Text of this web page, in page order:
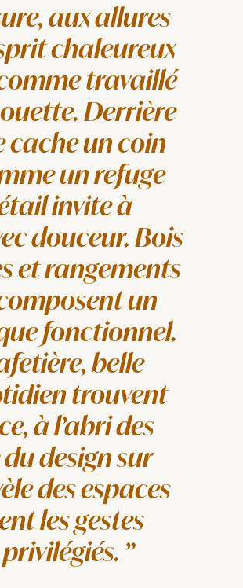
aux allures
chaleureux
travaillé
Derrière
cache un coin
un refuge
invite à
douceur. Bois
et rangements
un
fonctionnel.
belle
trouvent
à l’abri des
design sur
des espaces
les gestes